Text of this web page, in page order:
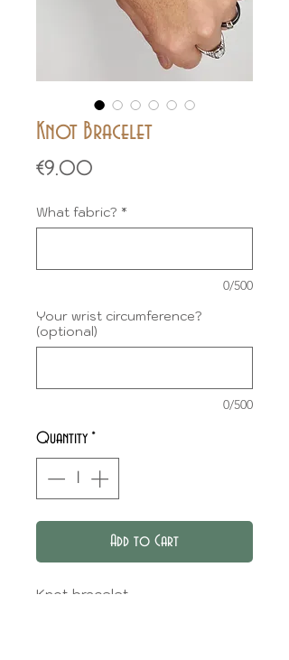
Knot Bracelet
€9.00
What fabric? *
0/500
Your wrist circumference?
(optional)
0/500
Quantity *
Add to Cart
Knot bracelet.